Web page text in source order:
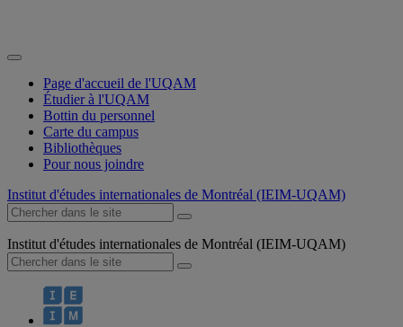
Page d'accueil de l'UQAM
Étudier à l'UQAM
Bottin du personnel
Carte du campus
Bibliothèques
Pour nous joindre
Institut d'études internationales de Montréal (IEIM-UQAM)
Institut d'études internationales de Montréal (IEIM-UQAM)